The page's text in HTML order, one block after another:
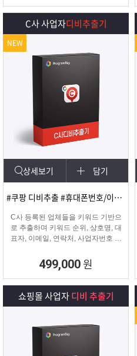
C사 사업자디비추출기
상세보기 담기
#쿠팡 디비추출 #휴대폰번호/이메일
C사 등록된 업체들을 키워드 기반으
로 추출하며 키워드 순위, 상호명, 대
표자, 이메일, 연락처, 사업자번호 등
추출해주는 프로그램
499,000 원
NEW
쇼핑몰 사업자디비 추출기